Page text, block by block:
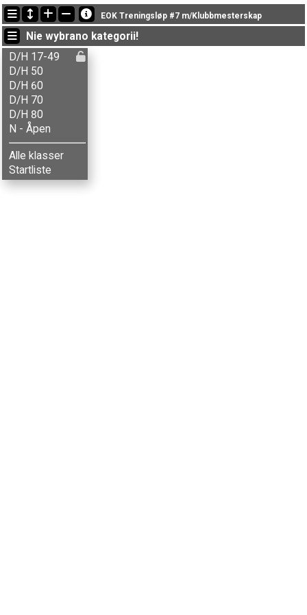
Ostatnie aktualizacje
19:32:01: Marianne Sveen (D/H 50) ukończył/a with status finished
19:18:10: Arvid Lyngstad (D/H 17-49
19:07:50: Idar Danielsen (D/H 50) ukończył/a with status finished
EOK Treningsløp #7 m/Klubbmesterskap
Nie wybrano kategorii!
D/H 17-49
D/H 50
D/H 60
D/H 70
D/H 80
N - Åpen
Alle klasser
Startliste